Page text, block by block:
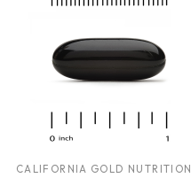
CALIFORNIA GOLD NUTRITION